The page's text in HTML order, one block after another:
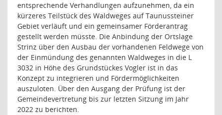
entsprechende Verhandlungen aufzunehmen, da ein
kürzeres Teilstück des Waldweges auf Taunussteiner
Gebiet verläuft und ein gemeinsamer Förderantrag
gestellt werden müsste. Die Anbindung der Ortslage
Strinz über den Ausbau der vorhandenen Feldwege von
der Einmündung des genannten Waldweges in die L
3032 in Höhe des Grundstückes Vogler ist in das
Konzept zu integrieren und Fördermöglichkeiten
auszuloten. Über den Ausgang der Prüfung ist der
Gemeindevertretung bis zur letzten Sitzung im Jahr
2022 zu berichten.